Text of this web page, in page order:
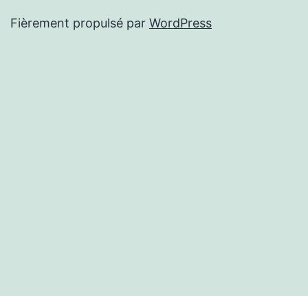
Fièrement propulsé par WordPress